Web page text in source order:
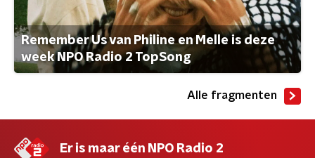
Remember Us van Philine en Melle is deze
week NPO Radio 2 TopSong
Alle fragmenten
Er is maar één NPO Radio 2